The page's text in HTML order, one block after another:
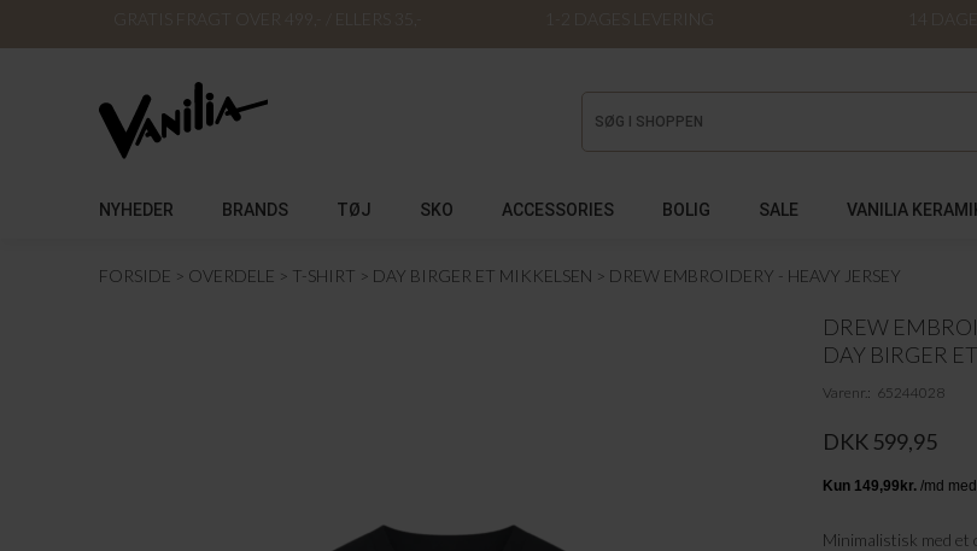
GRATIS FRAGT OVER 499,- / ELLERS 35,- 1-2 DAGES LEVERING 14
NYHEDER BRANDS TØJ SKO ACCESSORIES BOLIG SALE VANILIA
FORSIDE OVERDELE T-SHIRT DAY BIRGER ET MIKKELSEN DREW EMBROIDERY - HEAVY JERSEY
DREW
DAY BIRGER
Varenr. 65244028
DKK 599,95
Minimalistisk med et